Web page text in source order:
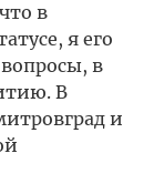
в
я его
в
В
и